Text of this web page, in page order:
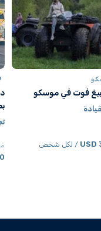
فوت في موسكو
/ لكل شخص